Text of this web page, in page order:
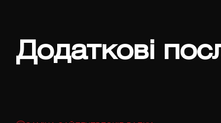
Додаткові